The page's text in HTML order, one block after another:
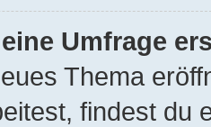
Umfrage
Thema
findest du